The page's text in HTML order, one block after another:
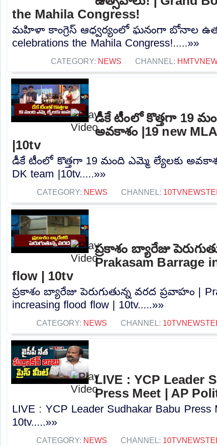
the Mahila Congress!
మహిళా కాంగ్రెస్ ఆధ్వర్యంలో ఘనంగా బోనాల
celebrations the Mahila Congress!.....»»
CATEGORY: NEWS CHANNEL:
డీకే టీంలో కొత్తగా 19
అవకాశం |19 new
|10tv
డీకే టీంలో కొత్తగా 19 మంది ఎమ్మె ల్యేలకు
DK team |10tv.....»»
CATEGORY: NEWS CHANNEL:
ప్రకాశం బ్యారేజు
Prakasam Barrage
flow | 10tv
ప్రకాశం బ్యారేజు పెరుగుతున్న వరద ప్రవాహం |
increasing flood flow | 10tv.....»»
CATEGORY: NEWS CHANNEL:
LIVE : YCP Leader
Press Meet | AP
LIVE : YCP Leader Sudhakar Babu Press
10tv.....»»
CATEGORY: NEWS CHANNEL: